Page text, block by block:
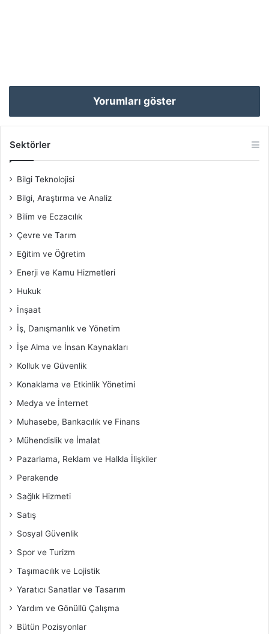
Yorumları göster
Sektörler
Bilgi Teknolojisi
Bilgi, Araştırma ve Analiz
Bilim ve Eczacılık
Çevre ve Tarım
Eğitim ve Öğretim
Enerji ve Kamu Hizmetleri
Hukuk
İnşaat
İş, Danışmanlık ve Yönetim
İşe Alma ve İnsan Kaynakları
Kolluk ve Güvenlik
Konaklama ve Etkinlik Yönetimi
Medya ve İnternet
Muhasebe, Bankacılık ve Finans
Mühendislik ve İmalat
Pazarlama, Reklam ve Halkla İlişkiler
Perakende
Sağlık Hizmeti
Satış
Sosyal Güvenlik
Spor ve Turizm
Taşımacılık ve Lojistik
Yaratıcı Sanatlar ve Tasarım
Yardım ve Gönüllü Çalışma
Bütün Pozisyonlar